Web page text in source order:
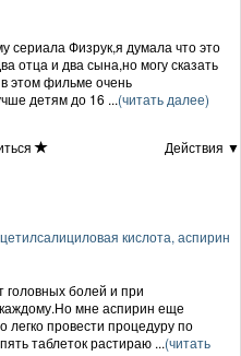
сериала Физрук,я думала что это
отца и два сына,но могу сказать
этом фильме очень
детям до 16 ...(читать далее)
Действия ▼
кислота, аспирин
головных болей и при
мне аспирин еще
провести процедуру по
таблеток растираю ...(читать